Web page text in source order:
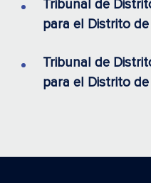
Tribunal de
para el Distrito
Tribunal de
para el Distrito